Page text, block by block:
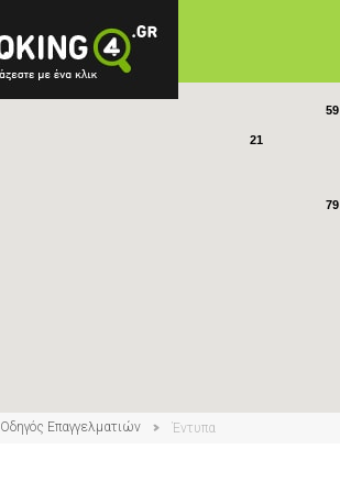
79
59
21
Οδηγός Επαγγελματιών Έντυπα